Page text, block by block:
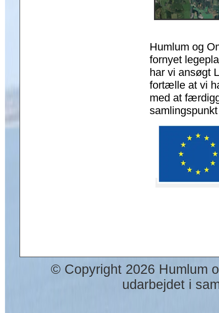
Humlum og
fornyet
har vi ansøgt
fortælle at vi
med at
© Copyright 2026 Humlum
udarbejdet i